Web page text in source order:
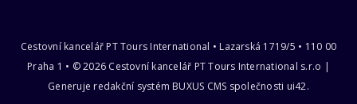
Cestovní kancelář PT Tours International • Lazarská 1719/5 • 110 00
Praha 1 • © 2026 Cestovní kancelář PT Tours International s.r.o |
Generuje redakční systém BUXUS CMS společnosti ui42.